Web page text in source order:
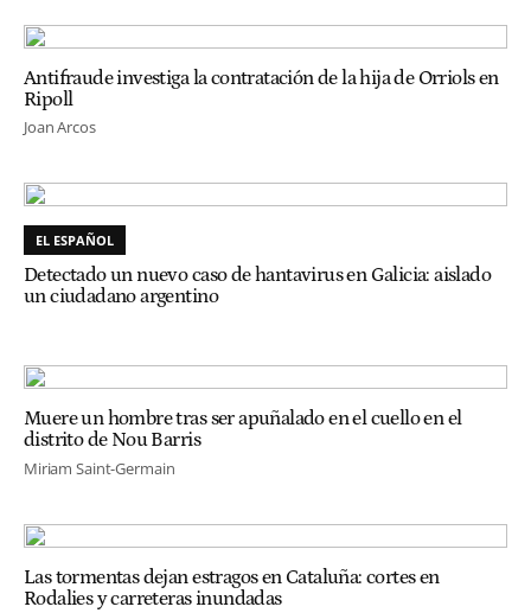
Antifraude investiga la contratación de la hija de Orriols en
Ripoll
Joan Arcos
EL ESPAÑOL
Detectado un nuevo caso de hantavirus en Galicia: aislado
un ciudadano argentino
Muere un hombre tras ser apuñalado en el cuello en el
distrito de Nou Barris
Miriam Saint-Germain
Las tormentas dejan estragos en Cataluña: cortes en
Rodalies y carreteras inundadas